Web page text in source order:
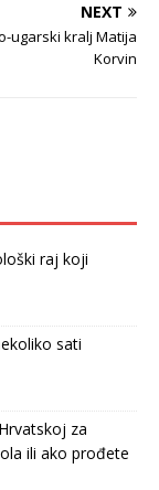
NEXT
ugarski kralj Matija
Korvin
raj koji
sati
za
ili ako prođete